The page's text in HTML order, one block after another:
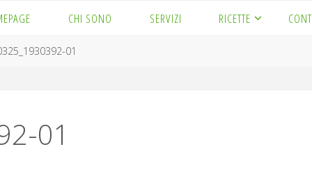
CHI SONO SERVIZI RICETTE
01
01